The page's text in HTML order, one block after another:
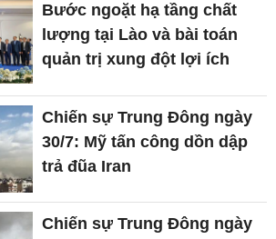
Bước ngoặt hạ tầng chất
lượng tại Lào và bài toán
quản trị xung đột lợi ích
Chiến sự Trung Đông ngày
30/7: Mỹ tấn công dồn dập
trả đũa Iran
Chiến sự Trung Đông ngày